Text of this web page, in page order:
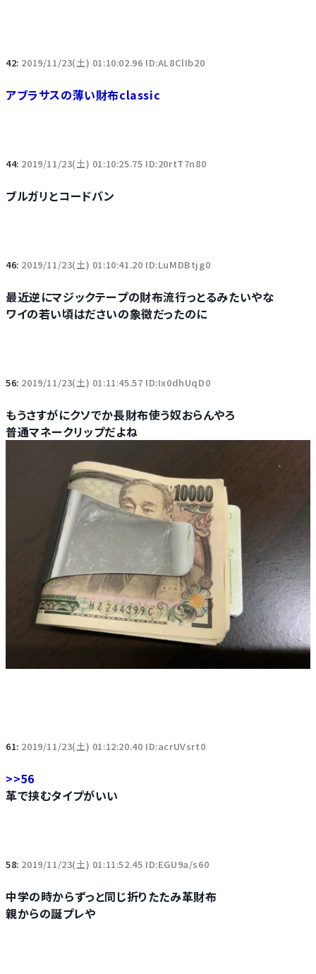
42: 2019/11/23(土) 01:10:02.96 ID:AL8ClIb20
アブラサスの薄い財布classic
44: 2019/11/23(土) 01:10:25.75 ID:20rtT7n80
ブルガリとコードバン
46: 2019/11/23(土) 01:10:41.20 ID:LuMDBtjg0
最近逆にマジックテープの財布流行っとるみたいやな
ワイの若い頃はださいの象徴だったのに
56: 2019/11/23(土) 01:11:45.57 ID:Ix0dhUqD0
もうさすがにクソでか長財布使う奴おらんやろ
普通マネークリップだよね
61: 2019/11/23(土) 01:12:20.40 ID:acrUVsrt0
>>56
革で挟むタイプがいい
58: 2019/11/23(土) 01:11:52.45 ID:EGU9a/s60
中学の時からずっと同じ折りたたみ革財布
親からの誕プレや